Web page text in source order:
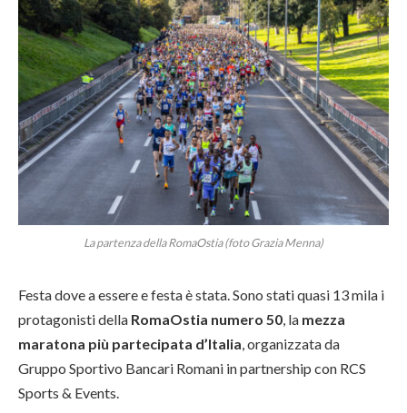
La partenza della RomaOstia (foto Grazia Menna)
Festa dove a essere e festa è stata. Sono stati quasi 13 mila i
protagonisti della RomaOstia numero 50, la mezza
maratona più partecipata d’Italia, organizzata da
Gruppo Sportivo Bancari Romani in partnership con RCS
Sports & Events.